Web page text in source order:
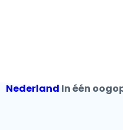
Nederland In één